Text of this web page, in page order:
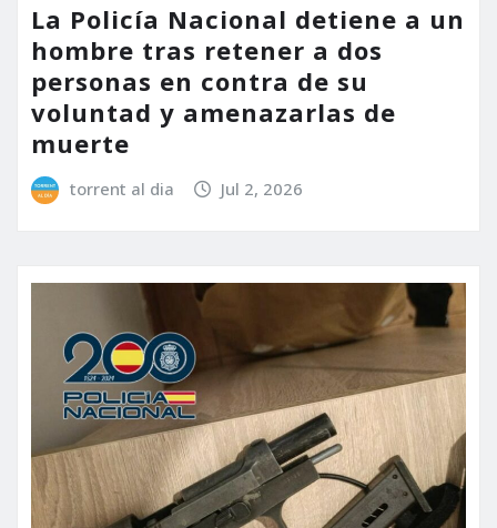
La Policía Nacional detiene a un
hombre tras retener a dos
personas en contra de su
voluntad y amenazarlas de
muerte
torrent al dia Jul 2, 2026